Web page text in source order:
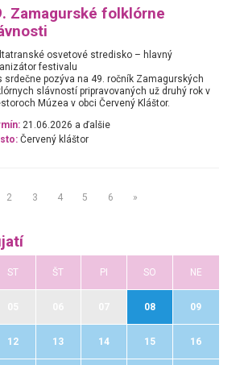
Zamagurské folklórne
osvetové stredisko – hlavný
festivalu
srdečne pozýva na 49. ročník Zamagurských
slávností pripravovaných už druhý rok v
Múzea v obci Červený Kláštor.
21.06.2026 a ďalšie
Červený kláštor
2 3 4 5 6 »
ST ŠT PI SO NE
08 09
12 13 14 15 16